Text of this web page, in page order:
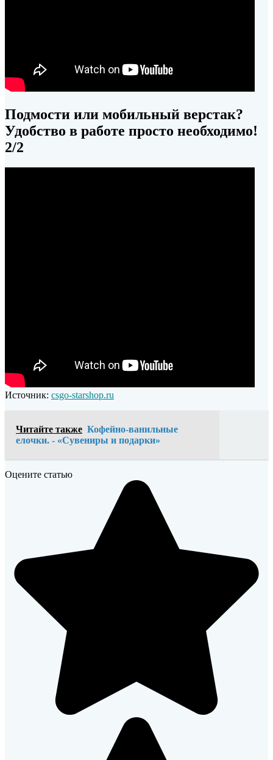
Подмости или мобильный верстак?
Удобство в работе просто необходимо!
2/2
Источник: csgo-starshop.ru
Читайте также Кофейно-ванильные
елочки. - «Сувениры и подарки»
Оцените статью